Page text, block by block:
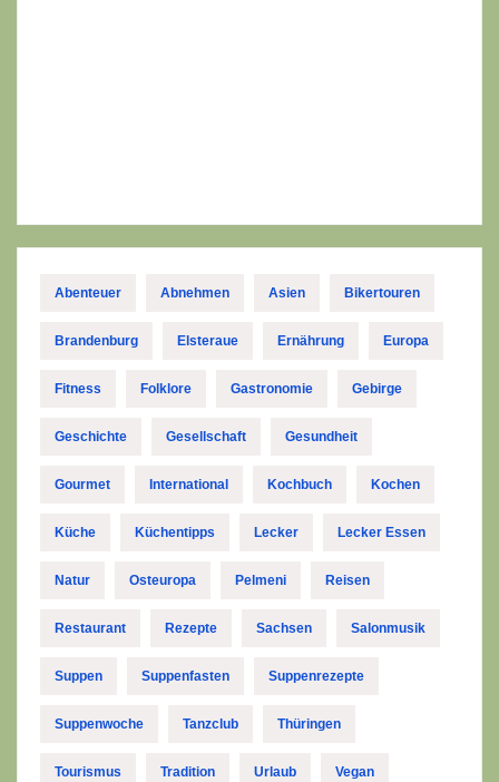
Abenteuer Abnehmen Asien Bikertouren
Brandenburg Elsteraue Ernährung Europa
Fitness Folklore Gastronomie Gebirge
Geschichte Gesellschaft Gesundheit
Gourmet International Kochbuch Kochen
Küche Küchentipps Lecker Lecker Essen
Natur Osteuropa Pelmeni Reisen
Restaurant Rezepte Sachsen Salonmusik
Suppen Suppenfasten Suppenrezepte
Suppenwoche Tanzclub Thüringen
Tourismus Tradition Urlaub Vegan